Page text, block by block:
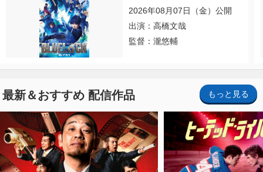
2026年08月07日（金）公開
出演：高橋文哉
監督：瀧悠輔
最新＆おすすめ 配信作品 もっと見る